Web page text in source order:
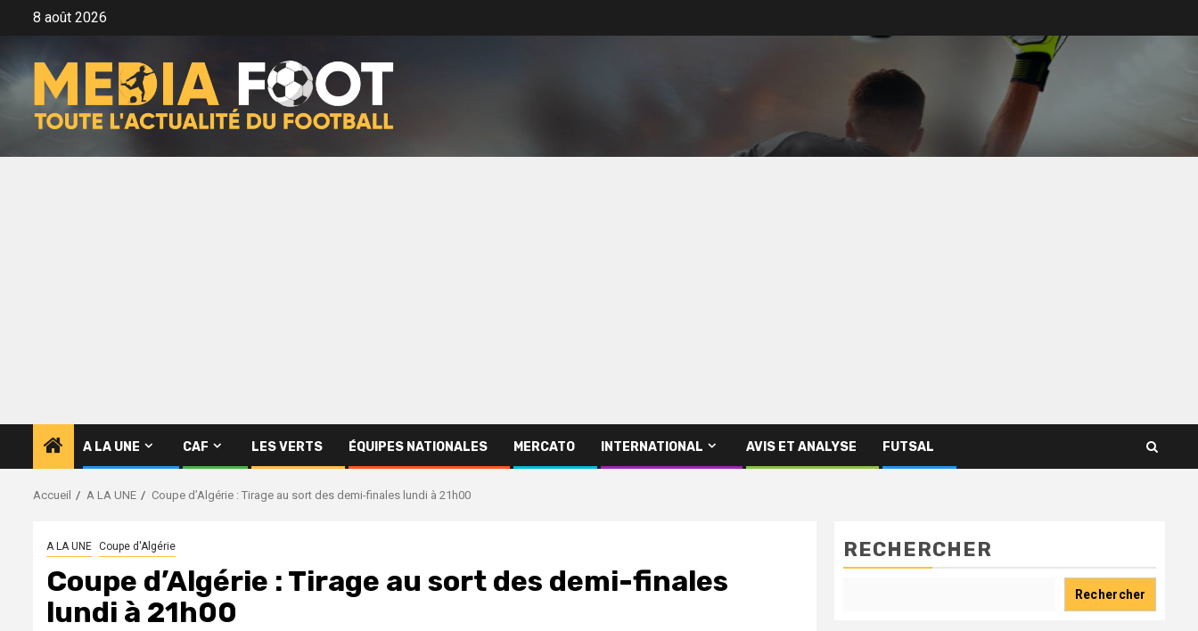
8 août 2026
A LA UNE CAF LES VERTS ÉQUIPES NATIONALES MERCATO INTERNATIONAL AVIS ET ANALYSE FUTSAL
Accueil A LA UNE Coupe d’Algérie : Tirage au sort des demi-finales lundi à 21h00
A LA UNE Coupe d'Algérie
Coupe d’Algérie : Tirage au sort des demi-finales
lundi à 21h00
RECHERCHER
Rechercher